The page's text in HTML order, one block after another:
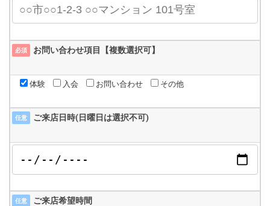
必須 お問い合わせ項目【複数選択可】
体験 入会 お問い合わせ その他
任意 ご来店日時(日曜日は選択不可)
任意 ご来店希望時間